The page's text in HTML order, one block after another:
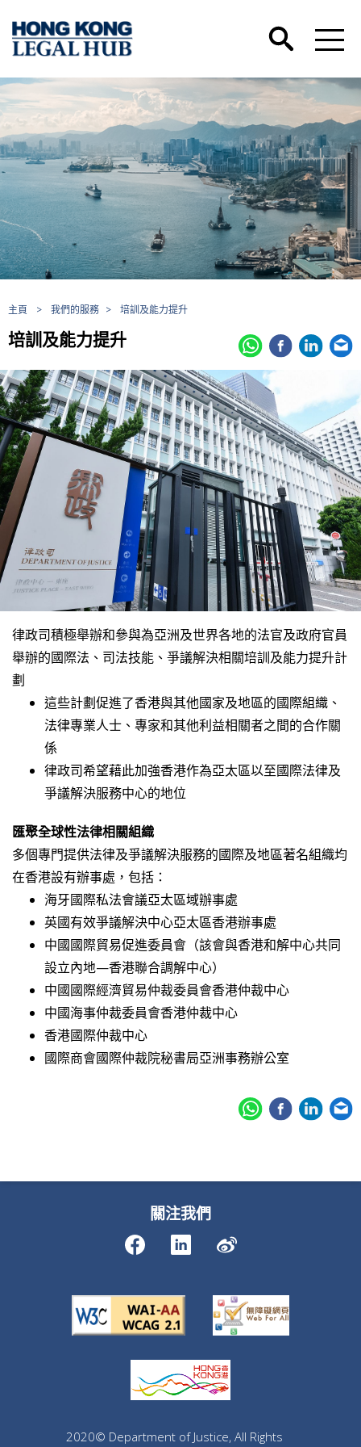
主頁 > 我們的服務 > 培訓及能力提升
培訓及能力提升
律政司積極舉辦和參與為亞洲及世界各地的法官及政府官員
舉辦的國際法、司法技能、爭議解決相關培訓及能力提升計
劃
這些計劃促進了香港與其他國家及地區的國際組織、
法律專業人士、專家和其他利益相關者之間的合作關
係
律政司希望藉此加強香港作為亞太區以至國際法律及
爭議解決服務中心的地位
匯聚全球性法律相關組織
多個專門提供法律及爭議解決服務的國際及地區著名組織均
在香港設有辦事處，包括：
海牙國際私法會議亞太區域辦事處
英國有效爭議解決中心亞太區香港辦事處
中國國際貿易促進委員會（該會與香港和解中心共同
設立內地—香港聯合調解中心）
中國國際經濟貿易仲裁委員會香港仲裁中心
中國海事仲裁委員會香港仲裁中心
香港國際仲裁中心
國際商會國際仲裁院秘書局亞洲事務辦公室
關注我們
2020© Department of Justice, All Rights